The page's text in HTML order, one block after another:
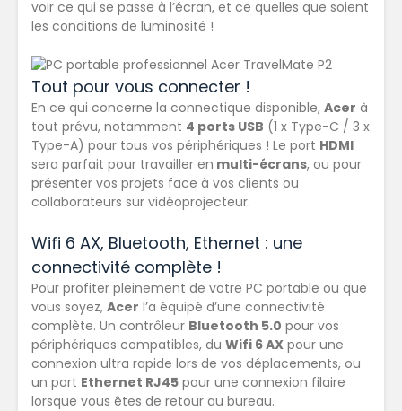
voir ce qui se passe à l’écran, et ce quelles que soient
les conditions de luminosité !
Tout pour vous connecter !
En ce qui concerne la connectique disponible, Acer à
tout prévu, notamment 4 ports USB (1 x Type-C / 3 x
Type-A) pour tous vos périphériques ! Le port HDMI
sera parfait pour travailler en multi-écrans, ou pour
présenter vos projets face à vos clients ou
collaborateurs sur vidéoprojecteur.
Wifi 6 AX, Bluetooth, Ethernet : une
connectivité complète !
Pour profiter pleinement de votre PC portable ou que
vous soyez, Acer l’a équipé d’une connectivité
complète. Un contrôleur Bluetooth 5.0 pour vos
périphériques compatibles, du Wifi 6 AX pour une
connexion ultra rapide lors de vos déplacements, ou
un port Ethernet RJ45 pour une connexion filaire
lorsque vous êtes de retour au bureau.